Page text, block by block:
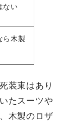
ない
ら木製
装束はあり
たスーツや
木製のロザ